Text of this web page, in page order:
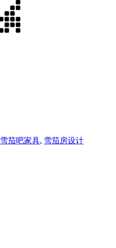
雪茄吧家具, 雪茄房设计